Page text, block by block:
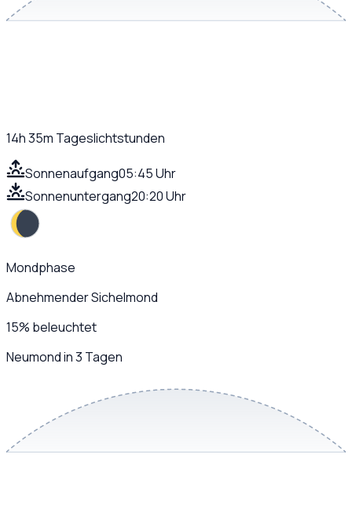
14h 35m Tageslichtstunden
Sonnenaufgang05:45 Uhr
Sonnenuntergang20:20 Uhr
Mondphase
Abnehmender Sichelmond
15% beleuchtet
Neumond in 3 Tagen